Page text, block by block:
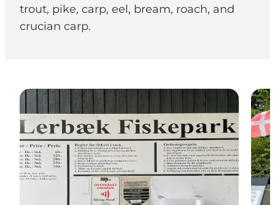
trout, pike, carp, eel, bream, roach, and
crucian carp.